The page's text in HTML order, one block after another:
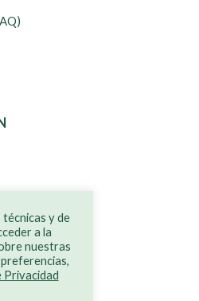
y de
a la
nuestras
Privacidad